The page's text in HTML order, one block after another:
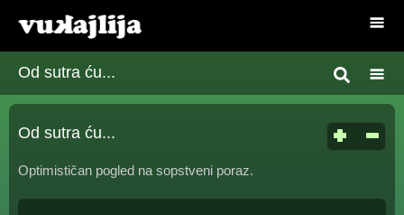
Od sutra ću...
Od sutra ću...
Optimističan pogled na sopstveni poraz.